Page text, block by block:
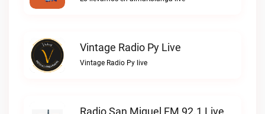
Vintage Radio Py Live
Vintage Radio Py live
Radio San Miguel FM 92.1 Live